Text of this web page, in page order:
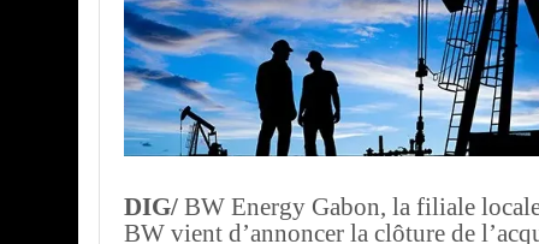
DIG/ BW Energy Gabon, la filiale
BW vient d’annoncer la clôture de